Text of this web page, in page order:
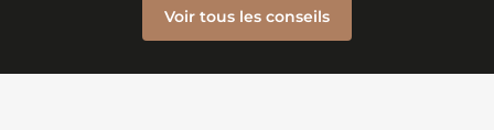
Voir tous les conseils